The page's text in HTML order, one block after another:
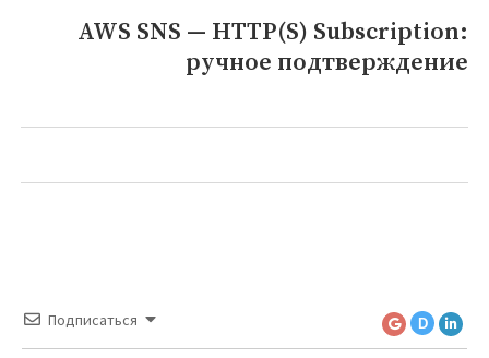
СледующаяAWS SNS — HTTP(S) Subscription:
ручное подтверждение
Подписаться D